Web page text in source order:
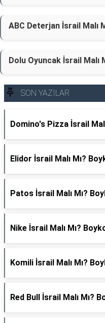
ABC Deterjan İsrail Malı
Dolu Oyuncak İsrail Malı
SON YAZILAR
Domino's Pizza İsrail
Elidor İsrail Malı Mı?
Patos İsrail Malı Mı?
Nike İsrail Malı Mı?
Komili İsrail Malı Mı?
Red Bull İsrail Malı Mı?